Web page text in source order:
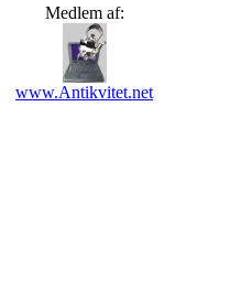
Medlem af:
www.Antikvitet.net